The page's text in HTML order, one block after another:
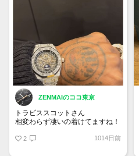
ZENMAIのココ東京
トラビススコットさん
相変わらず凄いの着けてますね！
2 1014日前